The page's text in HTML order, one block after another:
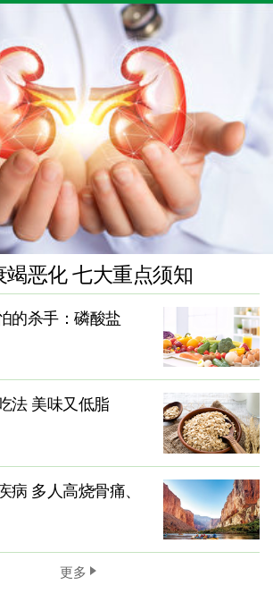
竭恶化 七大重点须知
的杀手：磷酸盐
法 美味又低脂
病 多人高烧骨痛、
更多